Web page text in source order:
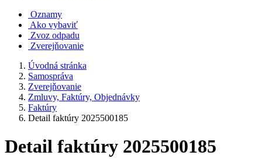
Oznamy
Ako vybaviť
Zvoz odpadu
Zverejňovanie
Úvodná stránka
Samospráva
Zverejňovanie
Zmluvy, Faktúry, Objednávky
Faktúry
Detail faktúry 2025500185
Detail faktúry 2025500185